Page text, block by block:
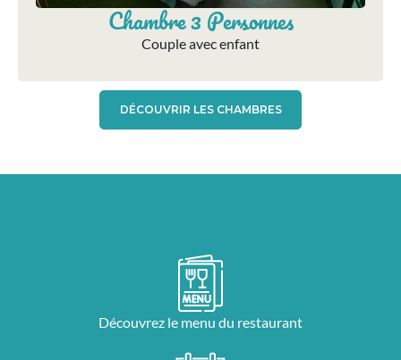
Chambre 3 Personnes
Couple avec enfant
DÉCOUVRIR LES CHAMBRES
Découvrez le menu du restaurant